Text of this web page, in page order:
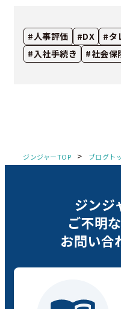
#人事評価 #DX
#タ
#入社手続き
#社会保
ジンジャーTOP > ブログト
ジンジ
ご不明
お問い合